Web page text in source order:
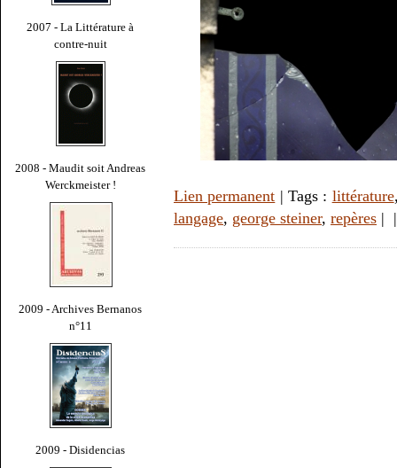
2007 - La Littérature à
contre-nuit
2008 - Maudit soit Andreas
Werckmeister !
2009 - Archives Bernanos
n°11
2009 - Disidencias
Lien permanent | Tags : littérature
langage, george steiner, repères |